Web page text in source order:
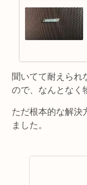
聞いてて耐えられ
ので、なんとなく
ただ根本的な解決
ました。